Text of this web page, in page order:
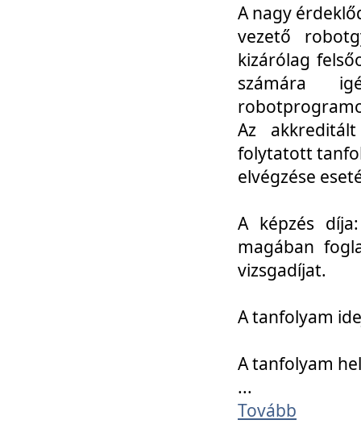
A nagy
vezető
kizárólag
számára
Az
folytatott
elvégzése
A képzés
magában
vizsgadíjat.
A tanfolyam
A tanfolyam
...
Tovább